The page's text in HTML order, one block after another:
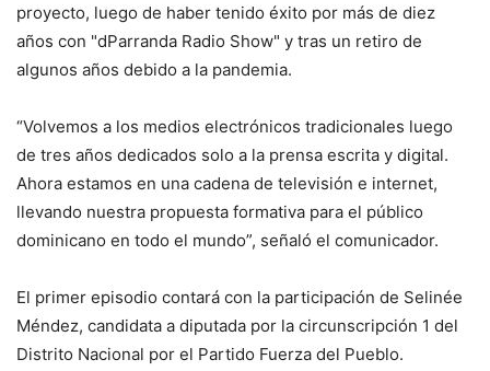
proyecto, luego de haber tenido éxito por más de diez
años con "dParranda Radio Show" y tras un retiro de
algunos años debido a la pandemia.
“Volvemos a los medios electrónicos tradicionales luego
de tres años dedicados solo a la prensa escrita y digital.
Ahora estamos en una cadena de televisión e internet,
llevando nuestra propuesta formativa para el público
dominicano en todo el mundo”, señaló el comunicador.
El primer episodio contará con la participación de Selinée
Méndez, candidata a diputada por la circunscripción 1 del
Distrito Nacional por el Partido Fuerza del Pueblo.